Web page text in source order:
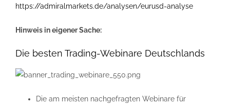
https://admiralmarkets.de/analysen/eurusd-analyse
Hinweis in eigener Sache:
Die besten Trading-Webinare Deutschlands
Die am meisten nachgefragten Webinare für